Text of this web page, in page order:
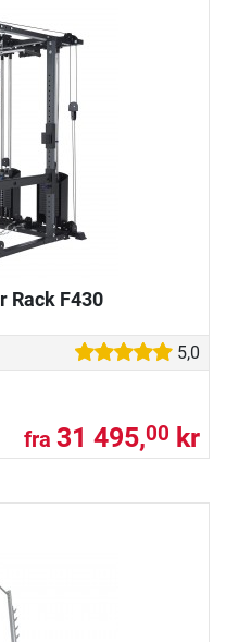
Rack F430
5,0
fra 31 495,00 kr